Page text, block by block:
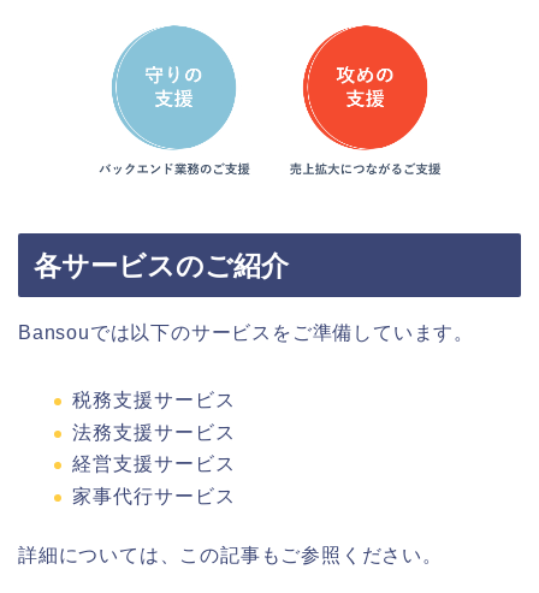
各サービスのご紹介
Bansouでは以下のサービスをご準備しています。
税務支援サービス
法務支援サービス
経営支援サービス
家事代行サービス
詳細については、この記事もご参照ください。